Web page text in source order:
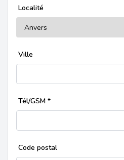
Localité
Ville
Tél/GSM *
Code postal